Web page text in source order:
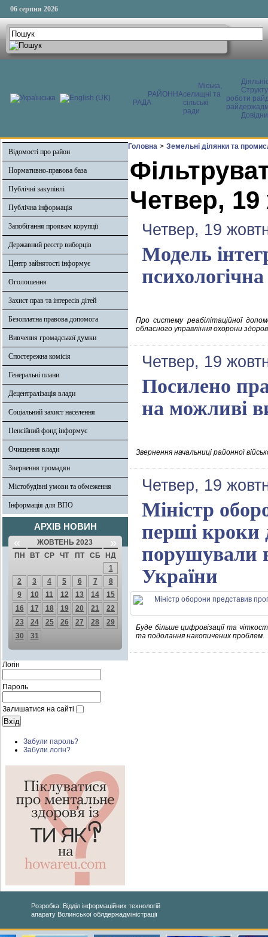
06 серпня 2026
РАЙОННА
РАДА
Міська,
селищні та
сільські
ради
роботи
Відомості про район
Нормативно-правова база
Публічні закупівлі
Публічна інформація
Запобігання проявам корупції
Державний реєстр виборців
Центр зайнятості інформує
Оголошення
Захист прав та інтересів дітей
Безоплатна правова допомога
Вивчення громадської думки
Спостережна комісія
Генеральні плани
Децентралізація влади
Соціальний захист населення
Пенсійний фонд інформує
Очищення влади
Звернення громадян
Містобудівні умови та обмеження
Інформація для ВПО
АРХІВ НОВИН
« ЖОВТЕНЬ 2023 »
ПН ВТ СР ЧТ ПТ СБ
НД
1
2
3 4 5 6 7
8
9
10 11 12 13 14
15
16
17 18 19 20 21
22
23
24 25 26 27 28
29
30
31
Логін
Пароль
Залишатися на сайті
Забули пароль?
Забули логін?
Головна > Земельні ділянки та
Четвер,
Четвер, 19
Модель
Про систему реабілітаційної
обласного управління охорони
Четвер, 19
Посилено
на можливі
Звернення начальниці районної
Четвер, 19
Міністр
перші кроки
порушували
України
Буде більше цифровізації та
та подолання накопичених проблем.
Розробка: Відділ інформаційних технологій
апарату Волинської облдержадміністрації